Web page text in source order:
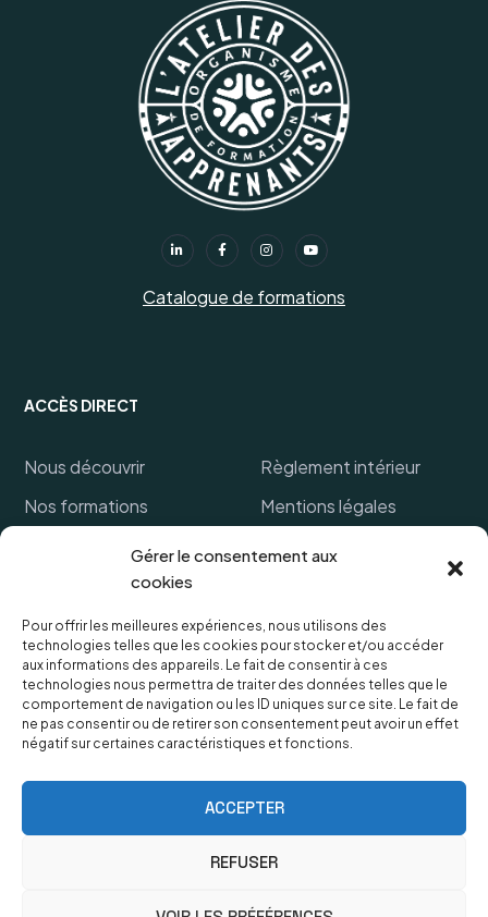
Gérer le consentement aux
cookies
Pour offrir les meilleures expériences, nous utilisons des
technologies telles que les cookies pour stocker et/ou accéder
aux informations des appareils. Le fait de consentir à ces
technologies nous permettra de traiter des données telles que le
comportement de navigation ou les ID uniques sur ce site. Le fait de
ne pas consentir ou de retirer son consentement peut avoir un effet
négatif sur certaines caractéristiques et fonctions.
ACCEPTER
REFUSER
Catalogue de formations
ACCÈS DIRECT
Nous découvrir
Nos formations
Financer ma formation
Références clients
FAQ
Lexique
Règlement intérieur
Mentions légales
Protection des données
personnelles
OUVERTURES & HORAIRES
Le secrétariat est ouvert du lundi au vendredi de 9h à
18h,
Fermeture samedi et dimanche.